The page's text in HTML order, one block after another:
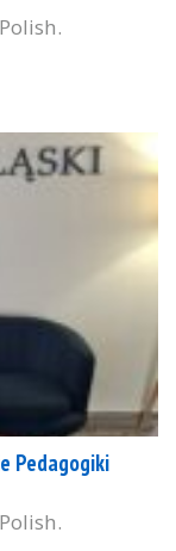
Pedagogiki